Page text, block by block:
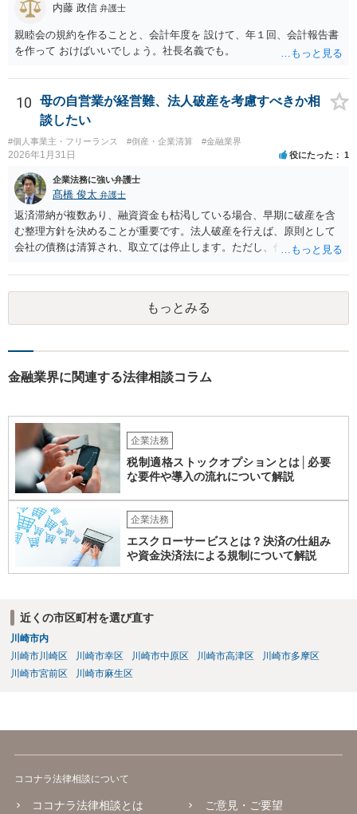
内藤 政信 弁護士
親睦会の規約を作ることと、会計年度を 設けて、年１回、会計報告書
を作って おけばいいでしょう。社長名義でも。
10
母の自営業が経営難、法人破産を考慮すべきか相
談したい
#個人事業主・フリーランス #倒産・企業清算 #金融業界
2026年1月31日 役にたった 1
企業法務に強い弁護士
髙橋 俊太 弁護士
返済滞納が複数あり、融資資金も枯渇している場合、早期に破産を含
む整理方針を決めることが重要です。法人破産を行えば、原則として
会社の債務は清算され、取立ては停止します。ただし、代表者が連帯
ことが多いです。放置すると責任が拡大しやすいため、北海道の法律
事務所で法人破産の実績があるところを探して速やかに相談をして、
資金繰り・雇用・保証の有無を整理した上で進めるのが安全です。イ
ンターネットやココナラだけでなく、北海道の弁護士会などを頼りに
もっとみる
金融業界に関連する法律相談コラム
企業法務
税制適格ストックオプションとは│必要
な要件や導入の流れについて解説
企業法務
エスクローサービスとは？決済の仕組み
や資金決済法による規制について解説
近くの市区町村を選び直す
川崎市内
川崎市川崎区
川崎市幸区 川崎市中原区 川崎市高津区
川崎市多摩区
川崎市宮前区
川崎市麻生区
ココナラ法律相談について
ココナラ法律相談とは ご意見・ご要望